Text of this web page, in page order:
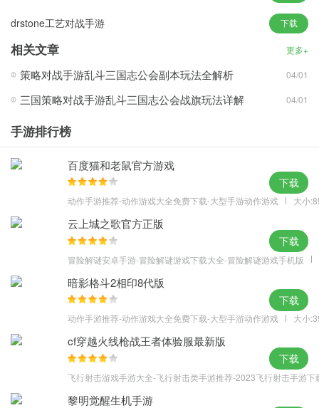
毁天灭地一扇，天地混沌重开
兽类草木修炼可成妖，与世无争。擅长封印，行动讯敏，并且能对
游戏福利
1、平乱三界，一步踏遍万千江湖。
2、全新回合HI翻天，精品推荐，上线就送VIP。
3、全民捉妖，一键俘获，登陆送神兽。
4、100倍爆率，斩妖除魔，10倍爆装。
drstone工艺对战手游 下载
相关文章 更多+
策略对战手游乱斗三国志公会副本玩法全解析 04/01
三国策略对战手游乱斗三国志公会战旗玩法详解 04/01
手游排行榜
百度猫和老鼠官方游戏
动作手游推荐-动作游戏大全免费下载-大型手游动作游戏 大小
下载
云上城之歌官方正版
冒险解谜安卓手游-冒险解谜游戏下载大全-冒险解谜游戏手机版
下载
暗影格斗2相印8代版
动作手游推荐-动作游戏大全免费下载-大型手游动作游戏 大小
下载
cf穿越火线枪战王者体验服最新版
飞行射击游戏手游大全-飞行射击类手游推荐-2023飞行射击手游下
下载
黎明觉醒生机手游